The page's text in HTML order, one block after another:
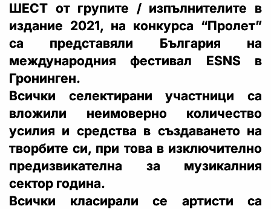
ШЕСТ от групите / изпълнителите в
издание 2021, на конкурса “Пролет”
са представяли България на
международния фестивал ESNS в
Гронинген.
Всички селектирани участници са
вложили неимоверно количество
усилия и средства в създаването на
творбите си, при това в изключително
предизвикателна за музикалния
сектор година.
Всички класирали се артисти са